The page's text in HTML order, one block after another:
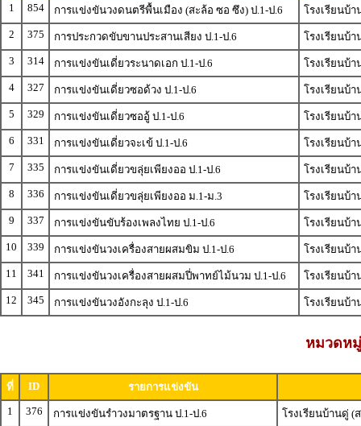
1
854 การแข่งขันวงดนตรีพื้นเมือง (สะล้อ ซอ ซึง) ป.1-ป.6
โรงเรียนบ้
2
375 การประกวดขับขานประสานเสียง ป.1-ป.6
โรงเรียนบ้
3
314 การแข่งขันเดี่ยวระนาดเอก ป.1-ป.6
โรงเรียนบ้
4
327 การแข่งขันเดี่ยวซอด้วง ป.1-ป.6
โรงเรียนบ้
5
329 การแข่งขันเดี่ยวซออู้ ป.1-ป.6
โรงเรียนบ้
6
331 การแข่งขันเดี่ยวจะเข้ ป.1-ป.6
โรงเรียนบ้
7
335 การแข่งขันเดี่ยวขลุ่ยเพียงออ ป.1-ป.6
โรงเรียนบ้
8
336 การแข่งขันเดี่ยวขลุ่ยเพียงออ ม.1-ม.3
โรงเรียนบ้
9
337 การแข่งขันขับร้องเพลงไทย ป.1-ป.6
โรงเรียนบ้
10
339 การแข่งขันวงเครื่องสายผสมขิม ป.1-ป.6
โรงเรียนบ้
11
341 การแข่งขันวงเครื่องสายผสมปี่พาทย์ไม้นวม ป.1-ป.6
โรงเรียนบ้
12
345 การแข่งขันวงอังกะลุง ป.1-ป.6 โรงเรียนบ้
หมวดห
ที่ ID
รายการแข่งขัน
1
376 การแข่งขันรำวงมาตรฐาน ป.1-ป.6
โรงเรียนบ้านดู่ (